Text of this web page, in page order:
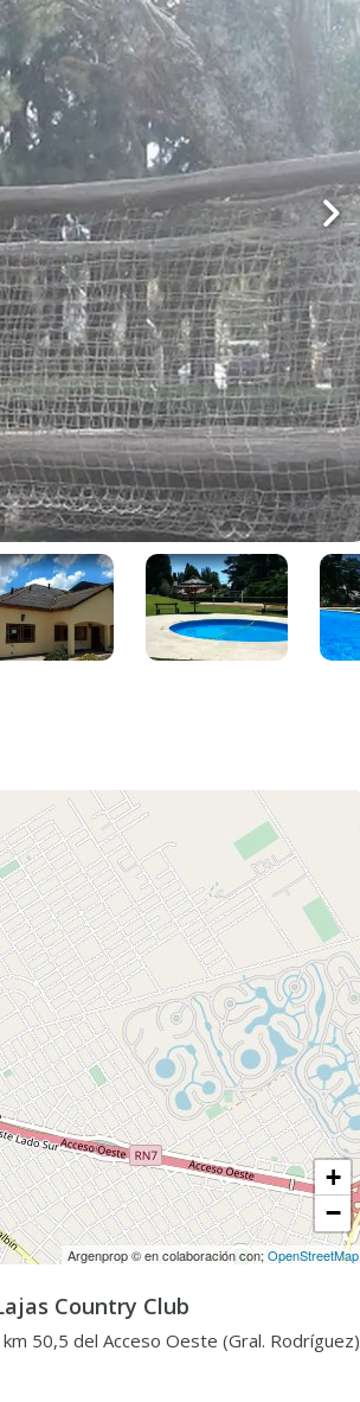
+
−
Argenprop © en colaboración con;OpenStreetMap
Country Club
50,5 del Acceso Oeste (Gral. Rodríguez)